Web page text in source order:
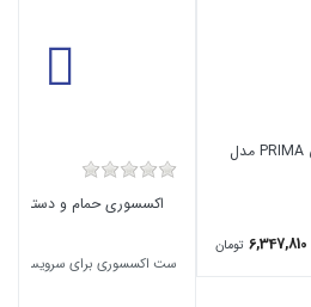
اکسسوری 6 پارچه بهداشتی PRIMA مدل
6,347,810 تومان
ست اکسسوری برای سرویس